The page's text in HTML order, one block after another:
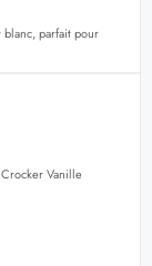
blanc, parfait pour
Vanille